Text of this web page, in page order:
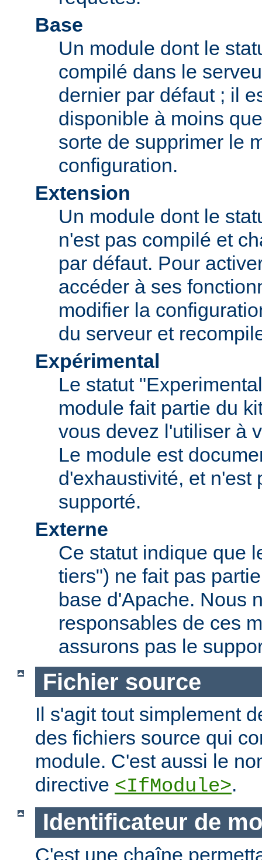
Base
Un module dont le
compilé dans le
dernier par défaut ; il
disponible à moins
sorte de supprimer le
configuration.
Extension
Un module dont le
n'est pas compilé et
par défaut. Pour
accéder à ses
modifier la
du serveur et
Expérimental
Le statut
module fait partie du
vous devez l'utiliser à
Le module est
d'exhaustivité, et n'est
supporté.
Externe
Ce statut indique que
tiers") ne fait pas
base d'Apache. Nous
responsables de ces
assurons pas le
Fichier source
Il s'agit tout simplement
des fichiers source qui
module. C'est aussi le
directive <IfModule>.
Identificateur de
C'est une chaîne